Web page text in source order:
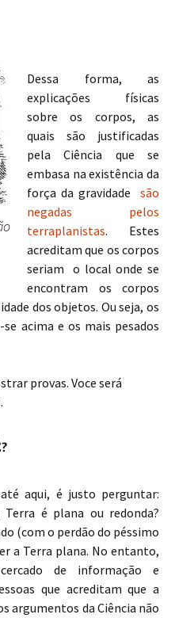
Dessa forma, as
explicações físicas
sobre os corpos, as
quais são justificadas
pela Ciência que se
embasa na existência da
força da gravidade são
negadas pelos
terraplanistas. Estes
acreditam que os corpos
seriam o local onde se
encontram os corpos
dos objetos. Ou seja, os
acima e os mais pesados
provas. Voce será
aqui, é justo perguntar:
é plana ou redonda?
(com o perdão do péssimo
a Terra plana. No entanto,
de informação e
que acreditam que a
argumentos da Ciência não